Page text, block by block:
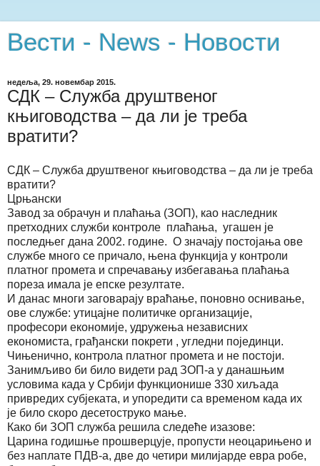
Вести - News - Новости
недеља, 29. новембар 2015.
СДК – Служба друштвеног
књиговодства – да ли је треба
вратити?
СДК – Служба друштвеног књиговодства – да ли је треба
вратити?
Црњански
Завод за обрачун и плаћања (ЗОП), као наследник
претходних служби контроле плаћања, угашен је
последњег дана 2002. године. О значају постојања ове
службе много се причало, њена функција у контроли
платног промета и спречавању избегавања плаћања
пореза имала је епске резултате.
И данас многи заговарају враћање, поновно оснивање,
ове службе: утицајне политичке организације,
професори економије, удружења независних
економиста, грађански покрети , угледни појединци.
Чињенично, контрола платног промета и не постоји.
Занимљиво би било видети рад ЗОП-а у данашњим
условима када у Србији функционише 330 хиљада
привредих субјеката, и упоредити са временом када их
је било скоро десетоструко мање.
Како би ЗОП служба решила следеће изазове:
Царина годишње прошверцује, пропусти неоцарињено и
без наплате ПДВ-а, две до четири милијарде евра робе,